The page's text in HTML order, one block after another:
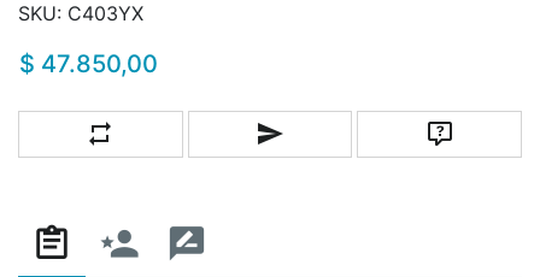
SKU: C403YX
$ 47.850,00
Añadir a la lista de comparaciónEscribe un correo a un amigo
Pregunta